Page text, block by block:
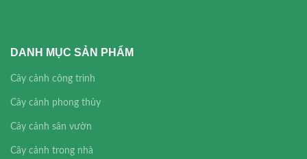
DANH MỤC SẢN PHẨM
Cây cảnh công trình
Cây cảnh phong thủy
Cây cảnh sân vườn
Cây cảnh trong nhà